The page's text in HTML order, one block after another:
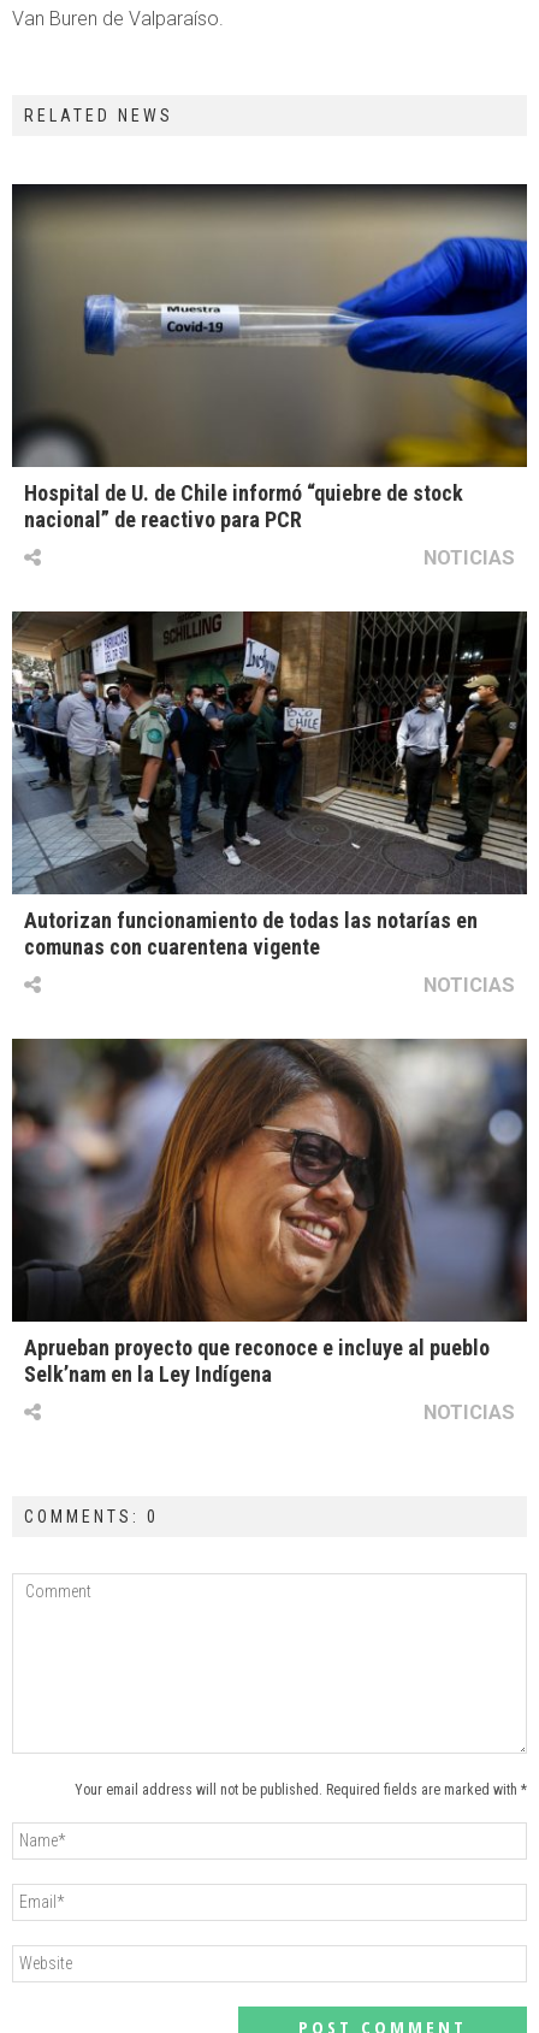
Van Buren de Valparaíso.
RELATED NEWS
Hospital de U. de Chile informó “quiebre de stock
nacional” de reactivo para PCR
NOTICIAS
Autorizan funcionamiento de todas las notarías en
comunas con cuarentena vigente
NOTICIAS
Aprueban proyecto que reconoce e incluye al pueblo
Selk’nam en la Ley Indígena
NOTICIAS
COMMENTS: 0
Your email address will not be published. Required fields are marked with *